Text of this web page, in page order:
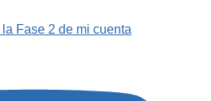
Fase 2 de mi cuenta